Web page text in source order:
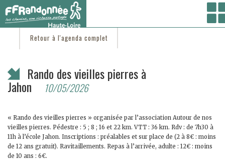
Vous êtes ici :Accueil/C'est d'actu
Retour à l'agenda complet
Rando des vieilles pierres à
Jahon 10/05/2026
« Rando des vieilles pierres » organisée par l’association Autour de nos
vieilles pierres. Pédestre : 5 ; 8 ; 16 et 22 km. VTT : 36 km. Rdv : de 7h30 à
11h à l’école Jahon. Inscriptions : préalables et sur place de (2 à 8€ : moins
de 12 ans gratuit). Ravitaillements. Repas à l’arrivée, adulte : 12€ : moins
de 10 ans : 6€.